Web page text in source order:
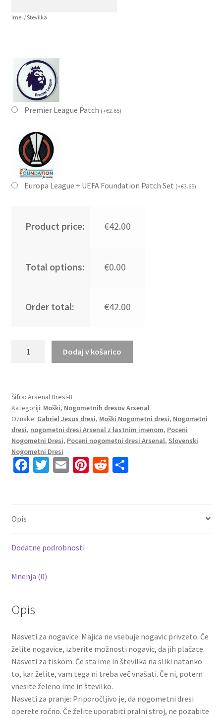
Imei / Številka
Premier League Patch (+€2.65)
Europa League + UEFA Foundation Patch Set (+€3.65)
Product price: €42.00
Total options: €0.00
Order total: €42.00
dresi
Arsenal
Domači
2025-
26
Gabriel
Jesus
Dodaj v košarico
Šifra: Arsenal Dresi-8
Kategoriji: Moški, Nogometnih dresov Arsenal
Oznake: Gabriel Jesus dresi, Moški Nogometni dresi, Nogometni
dresi, nogometni dresi Arsenal z lastnim imenom, Poceni
Nogometni Dresi, Poceni nogometni dresi Arsenal, Slovenski
Nogometni Dresi
Fa
k
T E Pi R S
Opis
Dodatne podrobnosti
Mnenja (0)
Opis
Nasveti za nogavice: Majica ne vsebuje nogavic privzeto. Če
želite nogavice, izberite možnosti nogavic, da jih plačate.
Nasveti za tiskom: Če sta ime in številka na sliki natanko
to, kar želite, vam tega ni treba več vnašati. Če ni, potem
vnesite želeno ime in številko.
Nasveti za pranje: Priporočljivo je, da nogometni dresi
operete ročno. Če želite uporabiti pralni stroj, ne pozabite